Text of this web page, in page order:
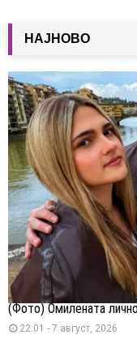
НАЈНОВО
(Фото) Омилената
22:01 - 7 август, 2026